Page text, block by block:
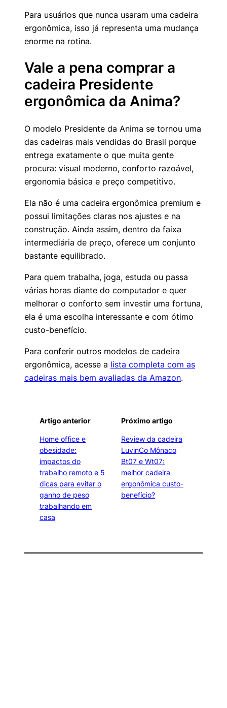
Para usuários que nunca usaram uma cadeira
ergonômica, isso já representa uma mudança
enorme na rotina.
Vale a pena comprar a
cadeira Presidente
ergonômica da Anima?
O modelo Presidente da Anima se tornou uma
das cadeiras mais vendidas do Brasil porque
entrega exatamente o que muita gente
procura: visual moderno, conforto razoável,
ergonomia básica e preço competitivo.
Ela não é uma cadeira ergonômica premium e
possui limitações claras nos ajustes e na
construção. Ainda assim, dentro da faixa
intermediária de preço, oferece um conjunto
bastante equilibrado.
Para quem trabalha, joga, estuda ou passa
várias horas diante do computador e quer
melhorar o conforto sem investir uma fortuna,
ela é uma escolha interessante e com ótimo
custo-benefício.
Para conferir outros modelos de cadeira
ergonômica, acesse a lista completa com as
cadeiras mais bem avaliadas da Amazon.
Artigo anterior
Home office e
obesidade:
impactos do
trabalho remoto e 5
dicas para evitar o
ganho de peso
trabalhando em
casa
Próximo artigo
Review da cadeira
LuvinCo Mônaco
Bt07 e Wt07:
melhor cadeira
ergonômica custo-
benefício?